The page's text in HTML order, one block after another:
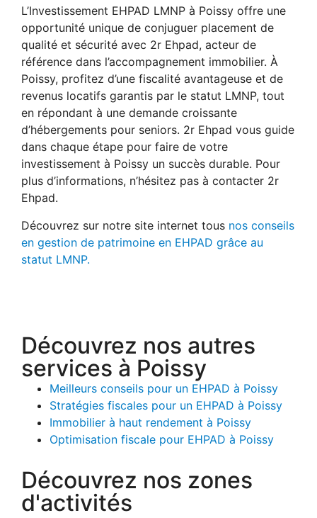
L’Investissement EHPAD LMNP à Poissy offre une
opportunité unique de conjuguer placement de
qualité et sécurité avec 2r Ehpad, acteur de
référence dans l’accompagnement immobilier. À
Poissy, profitez d’une fiscalité avantageuse et de
revenus locatifs garantis par le statut LMNP, tout
en répondant à une demande croissante
d’hébergements pour seniors. 2r Ehpad vous guide
dans chaque étape pour faire de votre
investissement à Poissy un succès durable. Pour
plus d’informations, n’hésitez pas à contacter 2r
Ehpad.
Découvrez sur notre site internet tous nos conseils
en gestion de patrimoine en EHPAD grâce au
statut LMNP.
Découvrez nos autres
services à Poissy
Meilleurs conseils pour un EHPAD à Poissy
Stratégies fiscales pour un EHPAD à Poissy
Immobilier à haut rendement à Poissy
Optimisation fiscale pour EHPAD à Poissy
Découvrez nos zones
d'activités